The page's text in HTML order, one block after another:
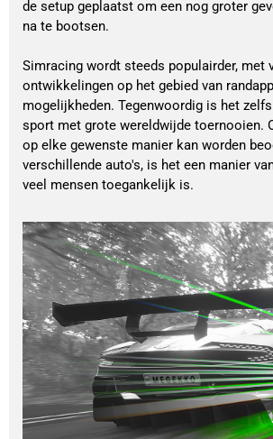
de setup geplaatst om een nog groter
na te bootsen.
Simracing wordt steeds populairder, met
ontwikkelingen op het gebied van
mogelijkheden. Tegenwoordig is het
sport met grote wereldwijde toernooien.
op elke gewenste manier kan worden
verschillende auto's, is het een manier
veel mensen toegankelijk is.